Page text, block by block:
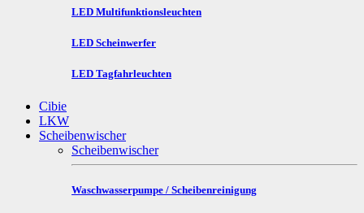
LED Multifunktionsleuchten
LED Scheinwerfer
LED Tagfahrleuchten
Cibie
LKW
Scheibenwischer
Scheibenwischer
Waschwasserpumpe / Scheibenreinigung